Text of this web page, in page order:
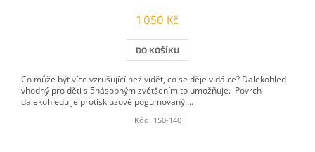
1 050 Kč
DO KOŠÍKU
Co může být více vzrušující než vidět, co se děje v dálce? Dalekohled
vhodný pro děti s 5násobným zvětšením to umožňuje. Povrch
dalekohledu je protiskluzově pogumovaný....
Kód: 150-140